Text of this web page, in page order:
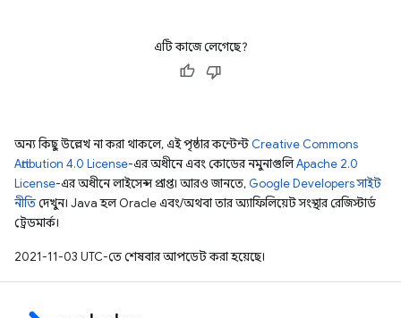
এটি কাজে লেগেছে?
অন্য কিছু উল্লেখ না করা থাকলে, এই পৃষ্ঠার কন্টেন্ট Creative Commons
Attribution 4.0 License-এর অধীনে এবং কোডের নমুনাগুলিApache 2.0
License-এর অধীনে লাইসেন্স প্রাপ্ত। আরও জানতে, Google Developers সাইট
নীতিদেখুন। Java হল Oracle এবং/অথবা তার অ্যাফিলিয়েট সংস্থার রেজিস্টার্ড
ট্রেডমার্ক।
2021-11-03 UTC-তে শেষবার আপডেট করা হয়েছে।